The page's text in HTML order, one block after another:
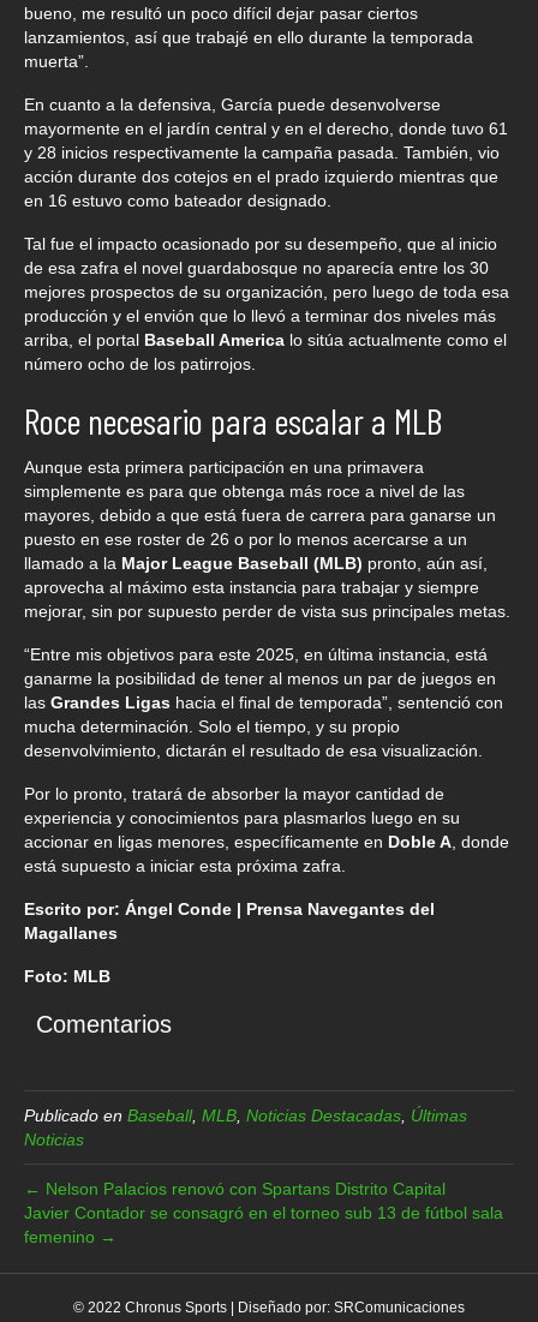
bueno, me resultó un poco difícil dejar pasar ciertos
lanzamientos, así que trabajé en ello durante la temporada
muerta”.
En cuanto a la defensiva, García puede desenvolverse
mayormente en el jardín central y en el derecho, donde tuvo 61
y 28 inicios respectivamente la campaña pasada. También, vio
acción durante dos cotejos en el prado izquierdo mientras que
en 16 estuvo como bateador designado.
Tal fue el impacto ocasionado por su desempeño, que al inicio
de esa zafra el novel guardabosque no aparecía entre los 30
mejores prospectos de su organización, pero luego de toda esa
producción y el envión que lo llevó a terminar dos niveles más
arriba, el portal Baseball America lo sitúa actualmente como el
número ocho de los patirrojos.
Roce necesario para escalar a MLB
Aunque esta primera participación en una primavera
simplemente es para que obtenga más roce a nivel de las
mayores, debido a que está fuera de carrera para ganarse un
puesto en ese roster de 26 o por lo menos acercarse a un
llamado a la Major League Baseball (MLB) pronto, aún así,
aprovecha al máximo esta instancia para trabajar y siempre
mejorar, sin por supuesto perder de vista sus principales metas.
“Entre mis objetivos para este 2025, en última instancia, está
ganarme la posibilidad de tener al menos un par de juegos en
las Grandes Ligas hacia el final de temporada”, sentenció con
mucha determinación. Solo el tiempo, y su propio
desenvolvimiento, dictarán el resultado de esa visualización.
Por lo pronto, tratará de absorber la mayor cantidad de
experiencia y conocimientos para plasmarlos luego en su
accionar en ligas menores, específicamente en Doble A , donde
está supuesto a iniciar esta próxima zafra.
Escrito por: Ángel Conde | Prensa Navegantes del
Magallanes
Foto: MLB
Comentarios
Publicado en Baseball, MLB Noticias Destacadas Últimas
Noticias
← Nelson Palacios renovó con Spartans Distrito Capital
Javier Contador se consagró en el torneo sub 13 de fútbol sala
femenino →
© 2022 Chronus Sports | Diseñado por: SRComunicaciones